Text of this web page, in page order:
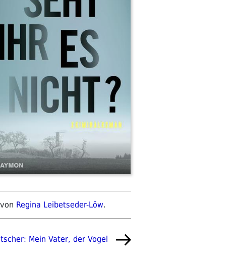
von Regina Leibetseder-Löw.
Mein Vater, der Vogel